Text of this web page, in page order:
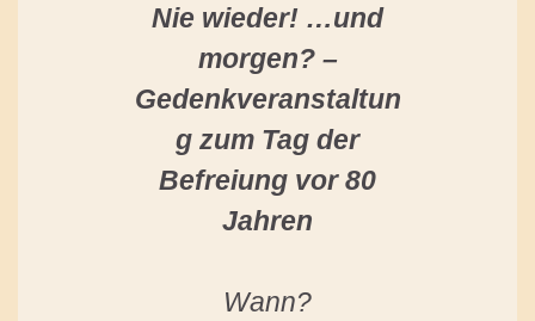
Nie wieder! …und
morgen? –
Gedenkveranstaltun
g zum Tag der
Befreiung vor 80
Jahren
Wann?